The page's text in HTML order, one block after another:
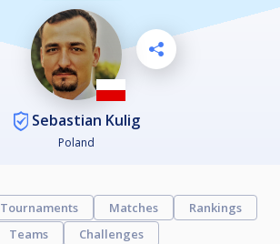
Sebastian Kulig
Poland
Tournaments Matches
Rankings
Teams
Challenges